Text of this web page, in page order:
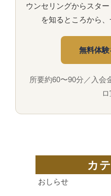
ウンセリングからスタ
を知るところから、
無料体
所要約60〜90分／入会
カ
おしらせ